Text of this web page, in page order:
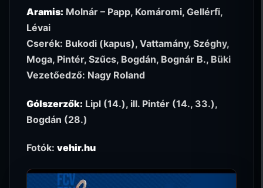
Aramis: Molnár – Papp, Komáromi, Gellérfi,
Lévai
Cserék: Bukodi (kapus), Vattamány, Széghy,
Moga, Pintér, Szűcs, Bogdán, Bognár B., Büki
Vezetőedző: Nagy Roland
Gólszerzők: Lipl (14.), ill. Pintér (14., 33.),
Bogdán (28.)
Fotók: vehir.hu